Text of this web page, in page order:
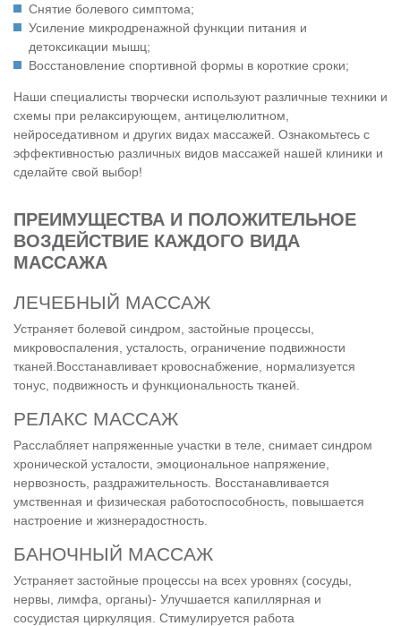
Снятие болевого симптома;
Усиление микродренажной функции питания и
детоксикации мышц;
Восстановление спортивной формы в короткие сроки;
Наши специалисты творчески используют различные техники и
схемы при релаксирующем, антицелюлитном,
нейроседативном и других видах массажей. Ознакомьтесь с
эффективностью различных видов массажей нашей клиники и
сделайте свой выбор!
ПРЕИМУЩЕСТВА И ПОЛОЖИТЕЛЬНОЕ
ВОЗДЕЙСТВИЕ КАЖДОГО ВИДА
МАССАЖА
ЛЕЧЕБНЫЙ МАССАЖ
Устраняет болевой синдром, застойные процессы,
микровоспаления, усталость, ограничение подвижности
тканей.Восстанавливает кровоснабжение, нормализуется
тонус, подвижность и функциональность тканей.
РЕЛАКС МАССАЖ
Расслабляет напряженные участки в теле, снимает синдром
хронической усталости, эмоциональное напряжение,
нервозность, раздражительность. Восстанавливается
умственная и физическая работоспособность, повышается
настроение и жизнерадостность.
БАНОЧНЫЙ МАССАЖ
Устраняет застойные процессы на всех уровнях (сосуды,
нервы, лимфа, органы)- Улучшается капиллярная и
сосудистая циркуляция. Стимулируется работа